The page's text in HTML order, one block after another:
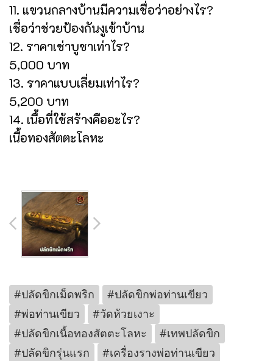
11. แขวนกลางบ้านมีความเชื่อว่าอย่างไร?
เชื่อว่าช่วยป้องกันงูเข้าบ้าน
12. ราคาเช่าบูชาเท่าไร?
5,000 บาท
13. ราคาแบบเลี่ยมเท่าไร?
5,200 บาท
14. เนื้อที่ใช้สร้างคืออะไร?
เนื้อทองสัตตะโลหะ
#ปลัดขิกเม็ดพริก
#ปลัดขิกพ่อท่านเขียว
#พ่อท่านเขียว
#วัดห้วยเงาะ
#ปลัดขิกเนื้อทองสัตตะโลหะ
#เทพปลัดขิก
#ปลัดขิกรุ่นแรก
#เครื่องรางพ่อท่านเขียว